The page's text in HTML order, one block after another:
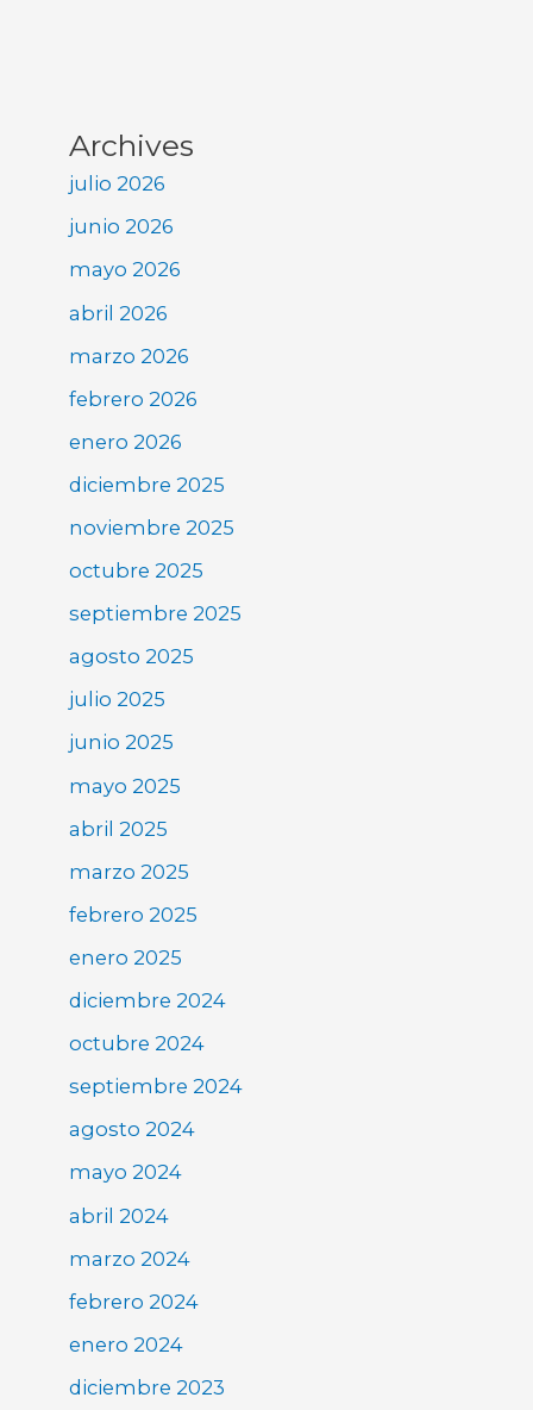
Archives
julio 2026
junio 2026
mayo 2026
abril 2026
marzo 2026
febrero 2026
enero 2026
diciembre 2025
noviembre 2025
octubre 2025
septiembre 2025
agosto 2025
julio 2025
junio 2025
mayo 2025
abril 2025
marzo 2025
febrero 2025
enero 2025
diciembre 2024
octubre 2024
septiembre 2024
agosto 2024
mayo 2024
abril 2024
marzo 2024
febrero 2024
enero 2024
diciembre 2023